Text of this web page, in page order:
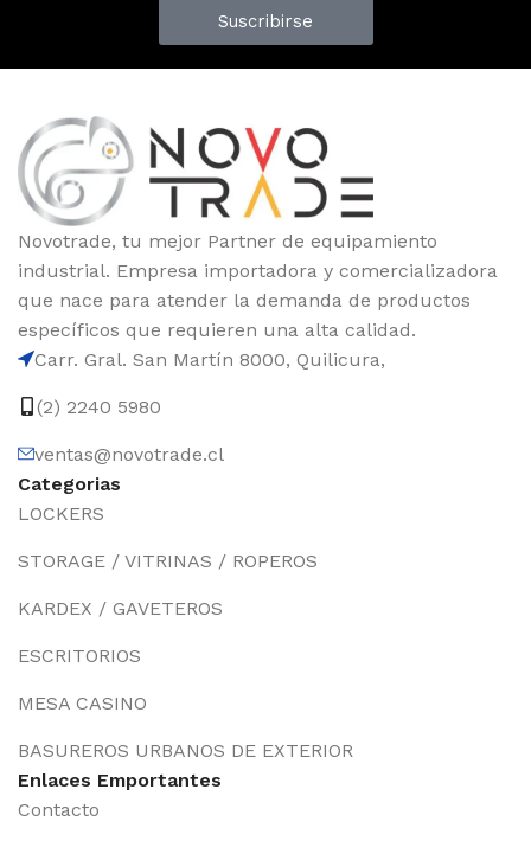
Suscribirse
Novotrade, tu mejor Partner de equipamiento
industrial. Empresa importadora y comercializadora
que nace para atender la demanda de productos
específicos que requieren una alta calidad.
Carr. Gral. San Martín 8000, Quilicura,
(2) 2240 5980
ventas@novotrade.cl
Categorias
LOCKERS
STORAGE / VITRINAS / ROPEROS
KARDEX / GAVETEROS
ESCRITORIOS
MESA CASINO
BASUREROS URBANOS DE EXTERIOR
Enlaces Emportantes
Contacto